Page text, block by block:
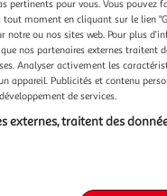
pertinents pour vous. Vous pouvez
moment en cliquant sur le lien
ou nos sites web. Pour plus
nos partenaires externes traitent
Analyser activement les
appareil. Publicités et contenu
de services.
externes, traitent des